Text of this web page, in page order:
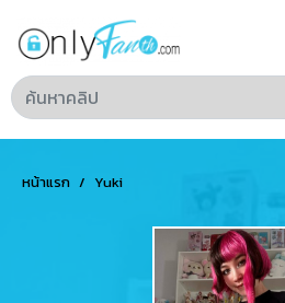
หน้าแรก Yuki